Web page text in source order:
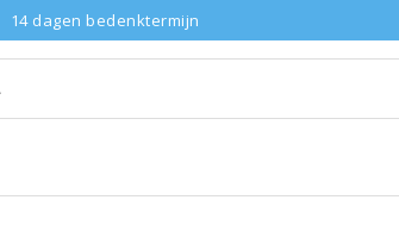
14 dagen bedenktermijn